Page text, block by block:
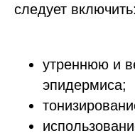
следует включить:
утреннюю и
эпидермиса;